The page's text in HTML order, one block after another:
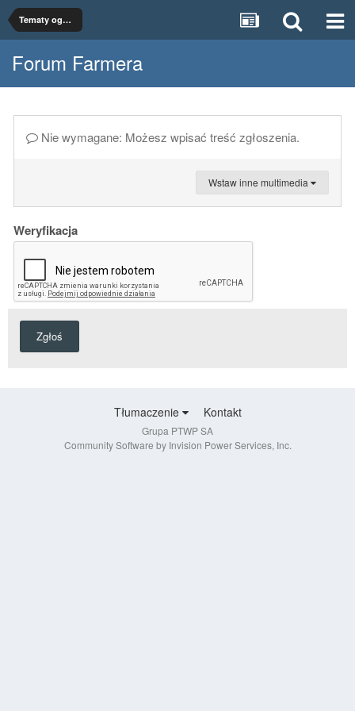
Tematy ogólne
Forum Farmera
Nie wymagane: Możesz wpisać treść zgłoszenia.
Wstaw inne multimedia
Weryfikacja
Zgłoś
Tłumaczenie Kontakt
Grupa PTWP SA
Community Software by Invision Power Services, Inc.